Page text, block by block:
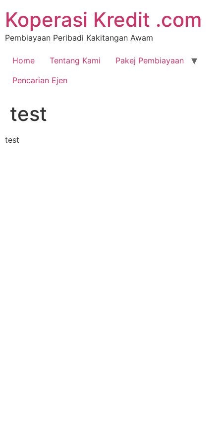
Koperasi Kredit .com
Pembiayaan Peribadi Kakitangan Awam
Home Tentang Kami
Pakej Pembiayaan
Pencarian Ejen
test
test